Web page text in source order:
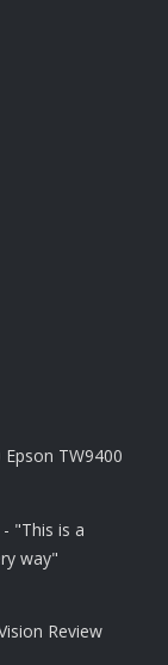
Epson TW9400
"This is a
way"
Review